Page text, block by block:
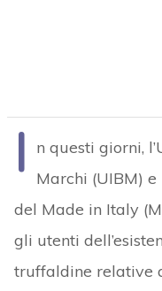
I
n questi giorni,
Marchi (UIBM)
del Made in Italy
gli utenti
truffaldine relative